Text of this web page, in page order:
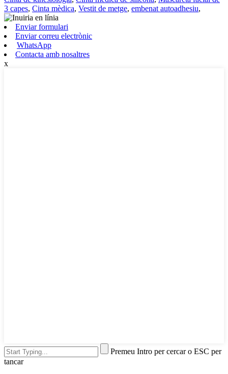
3 capes, Cinta mèdica, Vestit de metge, embenat autoadhesiu,
Enviar formulari
Enviar correu electrònic
WhatsApp
Contacta amb nosaltres
x
Premeu Intro per cercar o ESC per
tancar